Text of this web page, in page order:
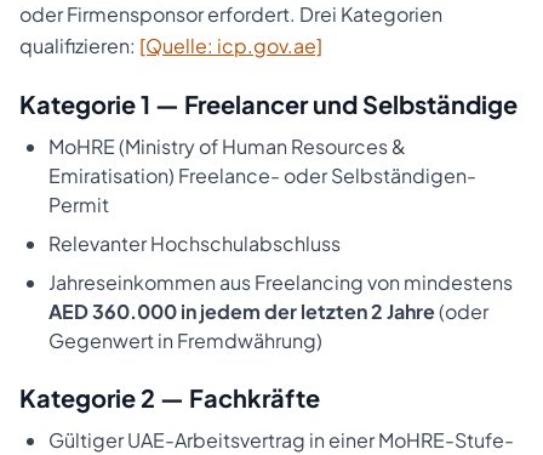
oder Firmensponsor erfordert. Drei Kategorien
qualifizieren: [Quelle: icp.gov.ae]
Kategorie 1 — Freelancer und Selbständige
MoHRE (Ministry of Human Resources &
Emiratisation) Freelance- oder Selbständigen-
Permit
Relevanter Hochschulabschluss
Jahreseinkommen aus Freelancing von mindestens
AED 360.000 in jedem der letzten 2 Jahre(oder
Gegenwert in Fremdwährung)
Kategorie 2 — Fachkräfte
Gültiger UAE-Arbeitsvertrag in einer MoHRE-Stufe-